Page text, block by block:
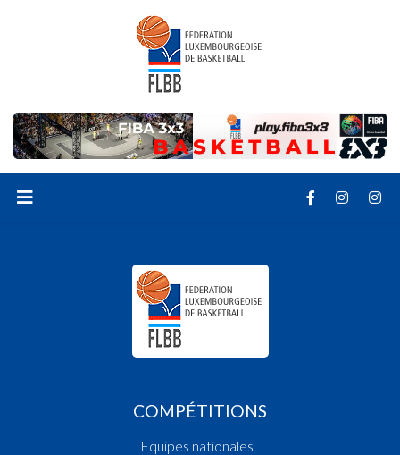
COMPÉTITIONS
Equipes nationales